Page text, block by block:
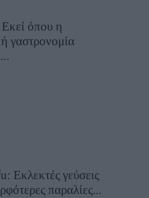
όπου η
γαστρονομία
γεύσεις
παραλίες...